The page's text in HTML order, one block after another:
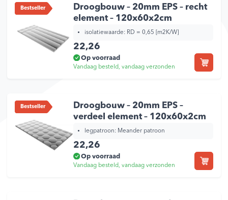
Bestseller
Droogbouw – 20mm EPS – recht
element – 120x60x2cm
isolatiewaarde: RD = 0,65 [m2K/W]
22,26
Op voorraad
Vandaag besteld, vandaag verzonden
Bestseller
Droogbouw – 20mm EPS –
verdeel element – 120x60x2cm
legpatroon: Meander patroon
22,26
Op voorraad
Vandaag besteld, vandaag verzonden